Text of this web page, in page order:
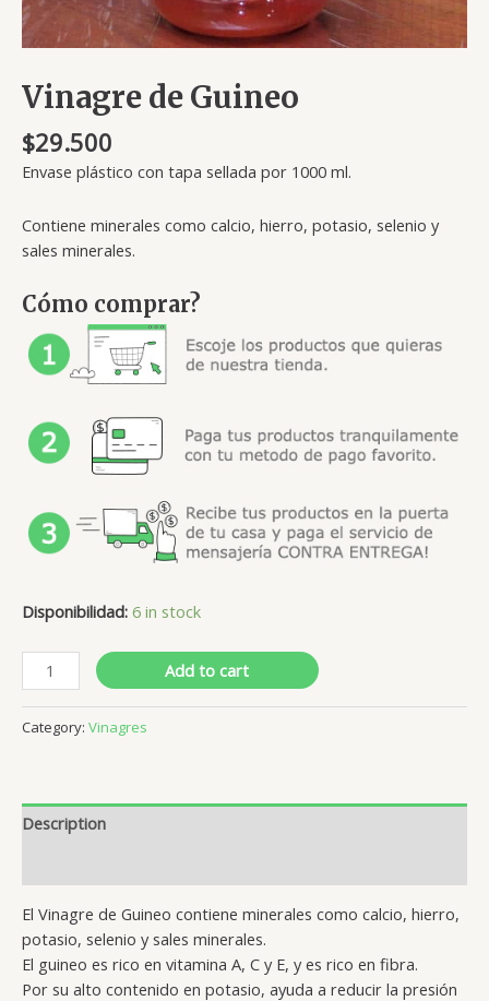
Vinagre de Guineo
$29.500
Envase plástico con tapa sellada por 1000 ml.
Contiene minerales como calcio, hierro, potasio, selenio y
sales minerales.
Cómo comprar?
Disponibilidad: 6 in stock
Add to cart
Category: Vinagres
Description
El Vinagre de Guineo contiene minerales como calcio, hierro,
potasio, selenio y sales minerales.
El guineo es rico en vitamina A, C y E, y es rico en fibra.
Por su alto contenido en potasio, ayuda a reducir la presión